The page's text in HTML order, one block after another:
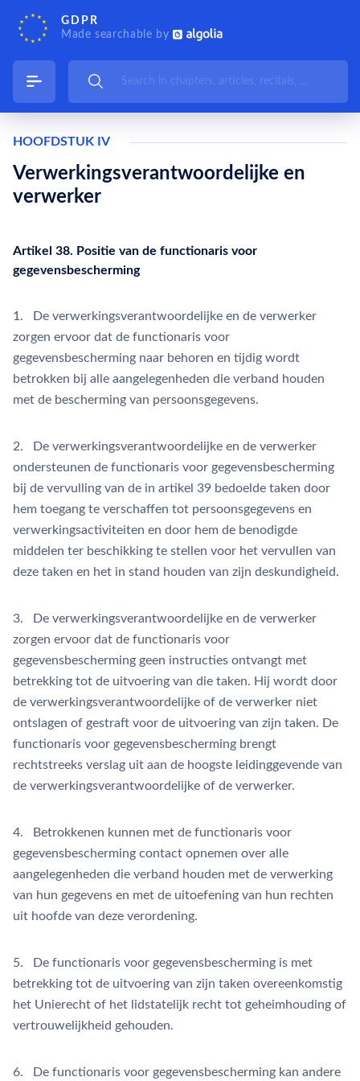
GDPR
Made searchable by
HOOFDSTUK IV
Verwerkingsverantwoordelijke en
verwerker
Artikel 38. Positie van de functionaris voor
gegevensbescherming
1. De verwerkingsverantwoordelijke en de verwerker
zorgen ervoor dat de functionaris voor
gegevensbescherming naar behoren en tijdig wordt
betrokken bij alle aangelegenheden die verband houden
met de bescherming van persoonsgegevens.
2. De verwerkingsverantwoordelijke en de verwerker
ondersteunen de functionaris voor gegevensbescherming
bij de vervulling van de in artikel 39 bedoelde taken door
hem toegang te verschaffen tot persoonsgegevens en
verwerkingsactiviteiten en door hem de benodigde
middelen ter beschikking te stellen voor het vervullen van
deze taken en het in stand houden van zijn deskundigheid.
3. De verwerkingsverantwoordelijke en de verwerker
zorgen ervoor dat de functionaris voor
gegevensbescherming geen instructies ontvangt met
betrekking tot de uitvoering van die taken. Hij wordt door
de verwerkingsverantwoordelijke of de verwerker niet
ontslagen of gestraft voor de uitvoering van zijn taken. De
functionaris voor gegevensbescherming brengt
rechtstreeks verslag uit aan de hoogste leidinggevende van
de verwerkingsverantwoordelijke of de verwerker.
4. Betrokkenen kunnen met de functionaris voor
gegevensbescherming contact opnemen over alle
aangelegenheden die verband houden met de verwerking
van hun gegevens en met de uitoefening van hun rechten
uit hoofde van deze verordening.
5. De functionaris voor gegevensbescherming is met
betrekking tot de uitvoering van zijn taken overeenkomstig
het Unierecht of het lidstatelijk recht tot geheimhouding of
vertrouwelijkheid gehouden.
6. De functionaris voor gegevensbescherming kan andere